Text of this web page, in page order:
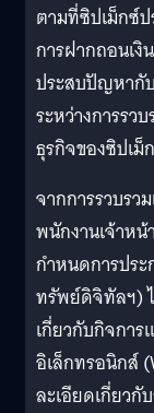
ตามที่ซิปเม็กซ์
การฝากถอนเ
ประสบปัญหากั
ระหว่างการรว
ธุรกิจของซิปเม็
จากการรวบร
พนักงานเจ้าห
กำหนดการปร
ทรัพย์ดิจิทัลฯ)
เกี่ยวกับกิจการ
อิเล็กทรอนิกส์
ละเอียดเกี่ยว